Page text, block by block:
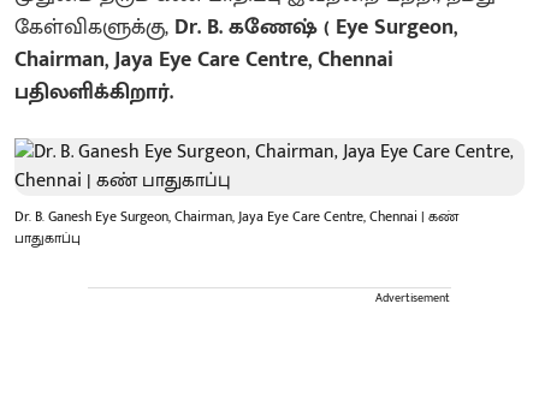
கேள்விகளுக்கு, Dr. B. கணேஷ் ( Eye Surgeon,
Chairman, Jaya Eye Care Centre, Chennai
பதிலளிக்கிறார்.
Dr. B. Ganesh Eye Surgeon, Chairman, Jaya Eye Care Centre, Chennai | கண்
பாதுகாப்பு
Advertisement